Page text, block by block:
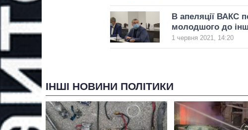
В апеляції ВАКС
молодшого до
1 червня 2021, 14:20
ІНШІ НОВИНИ ПОЛІТИКИ